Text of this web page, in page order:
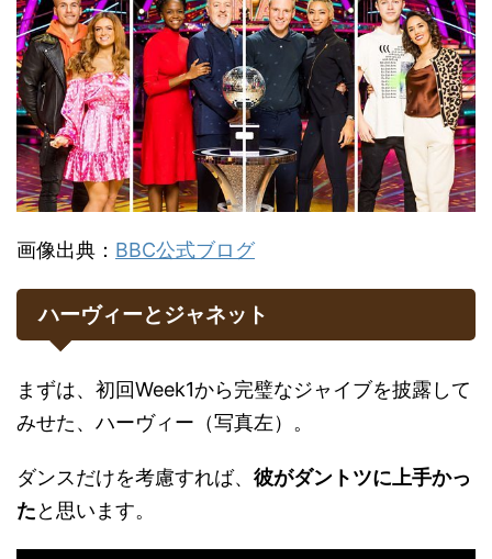
画像出典： BBC公式ブログ
ハーヴィーとジャネット
まずは、初回Week1から完璧なジャイブを披露して
みせた、ハーヴィー（写真左）。
ダンスだけを考慮すれば、 彼がダントツに上手かっ
たと思います。